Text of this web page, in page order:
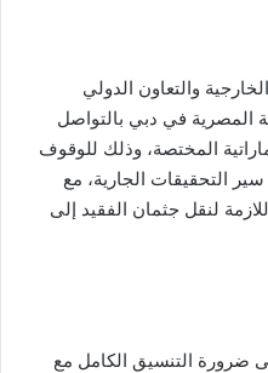
والتعاون الدولي
المصرية في دبي بالتواصل
المختصة، وذلك للوقوف
التحقيقات الجارية، مع
لنقل جثمان الفقيد إلى
ضرورة التنسيق الكامل مع